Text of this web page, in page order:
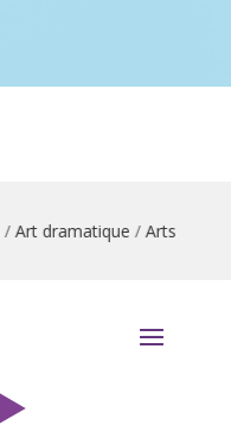
Art dramatique/ Arts du